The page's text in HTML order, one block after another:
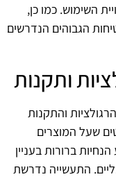
השימוש. כמו כן,
הגבוהים הנדרשים
ותקנות
והתקנות
שעל המוצרים
ברורות בעניין
התעשייה נדרשת